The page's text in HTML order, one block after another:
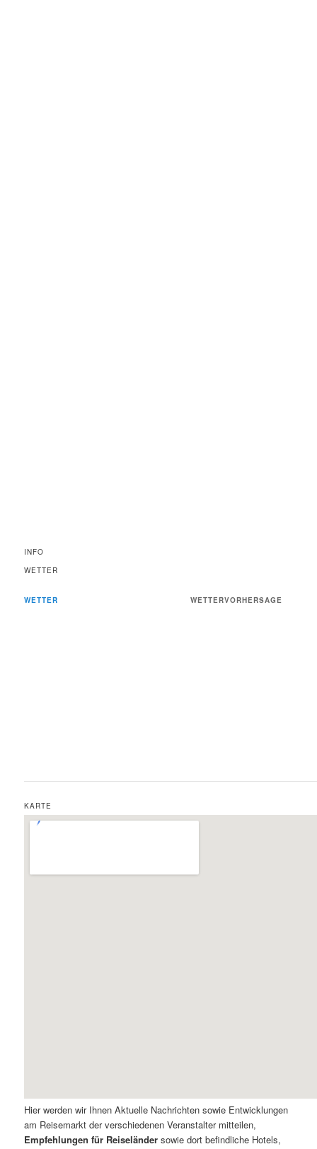
INFO
WETTER
WETTER WETTERVORHERSAGE
KARTE
Hier werden wir Ihnen Aktuelle Nachrichten sowie Entwicklungen
am Reisemarkt der verschiedenen Veranstalter mitteilen,
Empfehlungen für Reiseländer sowie dort befindliche Hotels,